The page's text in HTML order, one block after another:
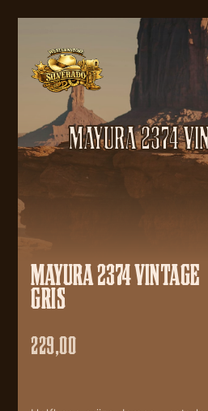
MAYURA 2374
MAYURA 2374 VINTAGE
GRIS
229,00